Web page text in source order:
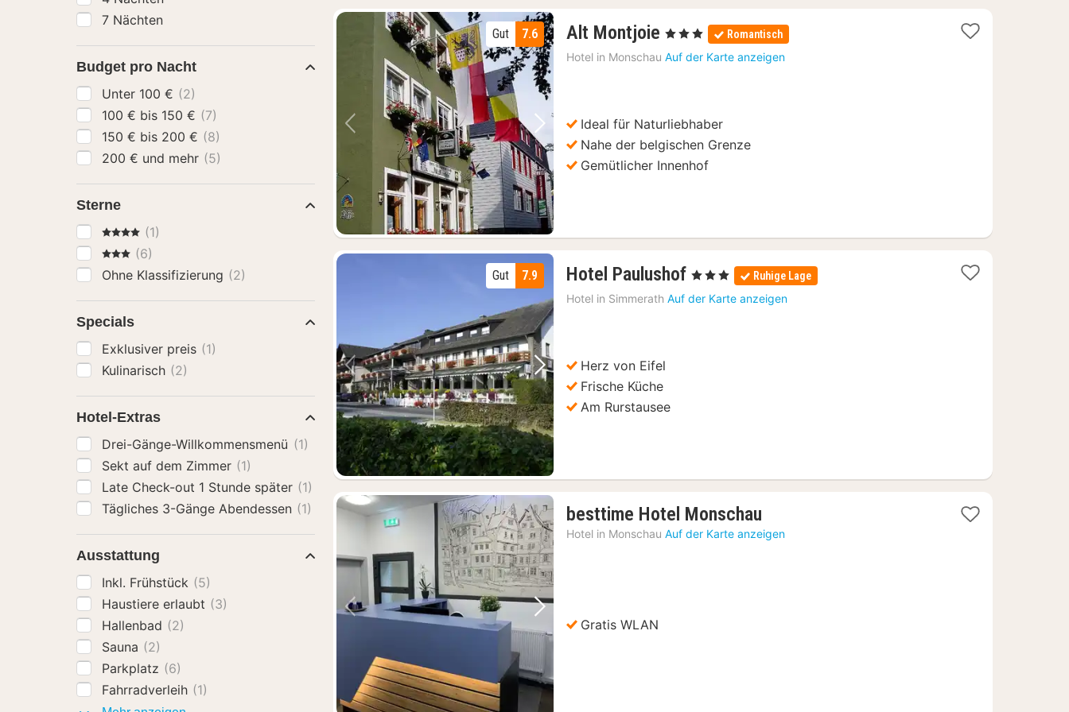
Vorheriges Bild Nächstes Bild
7.6
Gut Alt Montjoie 1
Nacht
ab
, 3 Sterne Romantisch
Hotel in Monschau Auf der Karte anzeigen
Ideal für Naturliebhaber
Nahe der belgischen Grenze
Gemütlicher Innenhof
Vorheriges Bild Nächstes Bild
7.9
Gut Hotel Paulushof 1
Nacht
ab
, 3 Sterne Ruhige Lage
Hotel in Simmerath Auf der Karte anzeigen
Herz von Eifel
Frische Küche
Am Rurstausee
Vorheriges Bild Nächstes Bild
besttime Hotel Monschau
Nacht
Hotel in Monschau Auf der Karte anzeigen
Gratis WLAN
7 Nächten
Budget pro Nacht
Unter 100 € (2)
100 € bis 150 € (7)
150 € bis 200 € (8)
200 € und mehr (5)
Sterne
4 Sterne(1)
3 Sterne
(6)
Ohne Klassifizierung (2)
Specials
Exklusiver preis (1)
Kulinarisch (2)
Hotel-Extras
Drei-Gänge-Willkommensmenü (1)
Sekt auf dem Zimmer (1)
Late Check-out 1 Stunde später (1)
Tägliches 3-Gänge Abendessen (1)
Ausstattung
Inkl. Frühstück (5)
Haustiere erlaubt (3)
Hallenbad (2)
Sauna (2)
Parkplatz (6)
Fahrradverleih (1)